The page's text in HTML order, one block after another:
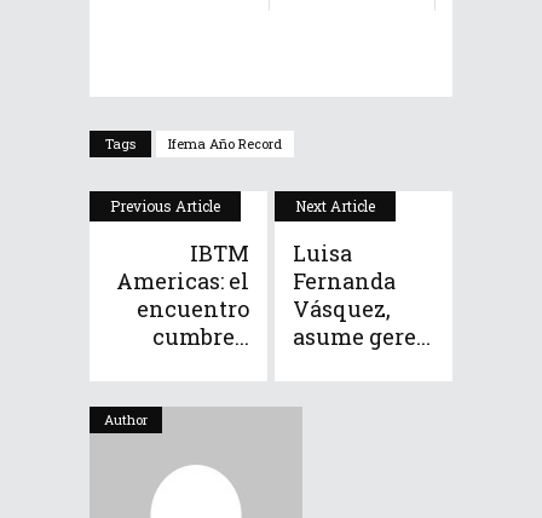
Tags Ifema Año Record
Previous Article
IBTM
Americas: el
encuentro
cumbre...
Next Article
Luisa
Fernanda
Vásquez,
asume gere...
Author